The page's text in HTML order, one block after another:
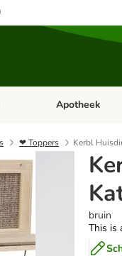
menu: Hond
Open categorie
Apotheek
❤ Toppers Kerbl
bruin
This is